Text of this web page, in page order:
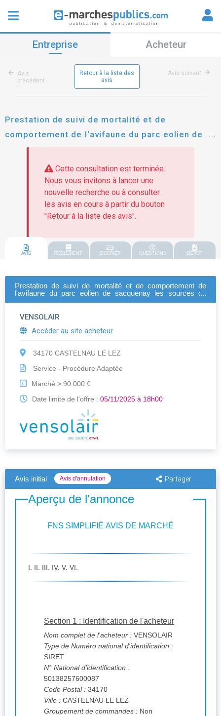
Entreprise Acheteur
Avis
précédent
Retour à la liste des
avis
Avis suivant
Prestation de suivi de mortalité et de
comportement de l'avifaune du parc eolien de
sacquenay les sources du mistral
Cette consultation est terminée.
Nous vous invitons à lancer une
nouvelle recherche ou à consulter
les avis en cours à partir du bouton
"Retour à la liste des avis".
AVIS REGLEMENT DOSSIER QUESTIONS DEPOT
Prestation de suivi de mortalité et de comportement de
l'avifaune du parc eolien de sacquenay les sources du
VENSOLAIR
Accéder au site acheteur
34170 CASTELNAU LE LEZ
Service - Procédure Adaptée
€
Marché > 90 000 €
Date limite de l'offre : 05/11/2025 à 18h00
Avis initial Avis d'annulation Partager
Aperçu de l'annonce
FNS SIMPLIFIÉ AVIS DE MARCHÉ
I. II. III. IV. V. VI.
Section 1 : Identification de l'acheteur
Nom complet de l'acheteur : VENSOLAIR
Type de Numéro national d'identification :
SIRET
N° National d'identification :
50138257600087
Code Postal : 34170
Ville : CASTELNAU LE LEZ
Groupement de commandes : Non